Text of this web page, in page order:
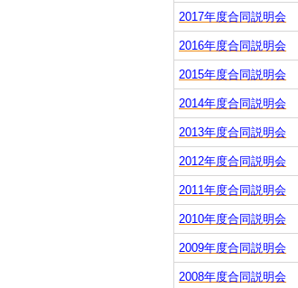
2017年度合同説明会
2016年度合同説明会
2015年度合同説明会
2014年度合同説明会
2013年度合同説明会
2012年度合同説明会
2011年度合同説明会
2010年度合同説明会
2009年度合同説明会
2008年度合同説明会